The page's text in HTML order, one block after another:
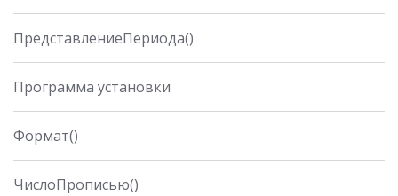
ПредставлениеПериода()
Программа установки
Формат()
ЧислоПрописью()